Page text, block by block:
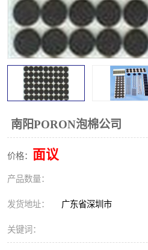
南阳PORON泡棉公司
价格： 面议
产品数量：
发货地址： 广东省深圳市
关键词：